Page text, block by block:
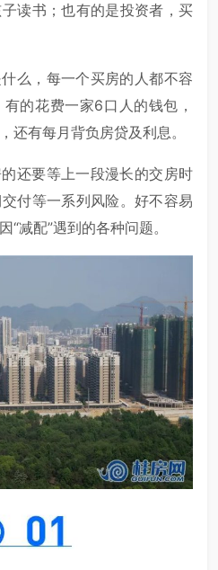
读书；也有的是投资者，买
么，每一个买房的人都不容
的花费一家6口人的钱包，
还有每月背负房贷及利息。
还要等上一段漫长的交房时
付等一系列风险。好不容易
减配”遇到的各种问题。